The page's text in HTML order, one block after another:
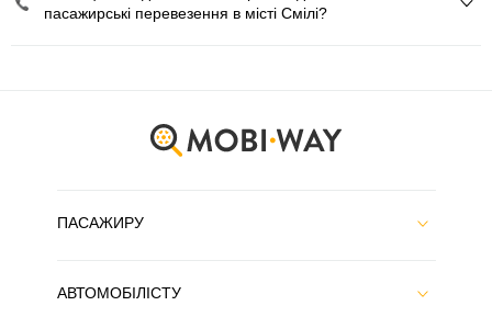
пасажирські перевезення в місті Смілі?
ПАСАЖИРУ
АВТОМОБІЛІСТУ